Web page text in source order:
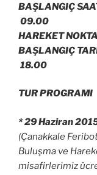
BAŞLANGIÇ
09.00
HAREKET
BAŞLANGIÇ
18.00
TUR PROGRAMI
* 29 Haziran
(Çanakkale
Buluşma ve
misafirlerimiz